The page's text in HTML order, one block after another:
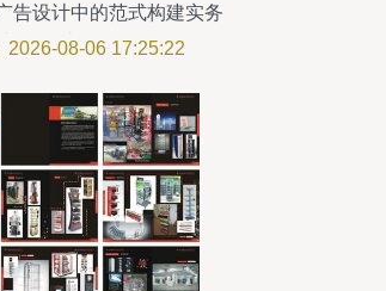
告设计中的范式构建实务
与认知迭代
2026-08-06 17:25:22